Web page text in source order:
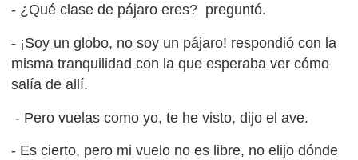
- ¿Qué clase de pájaro eres? preguntó.
- ¡Soy un globo, no soy un pájaro! respondió con la
misma tranquilidad con la que esperaba ver cómo
salía de allí.
- Pero vuelas como yo, te he visto, dijo el ave.
- Es cierto, pero mi vuelo no es libre, no elijo dónde